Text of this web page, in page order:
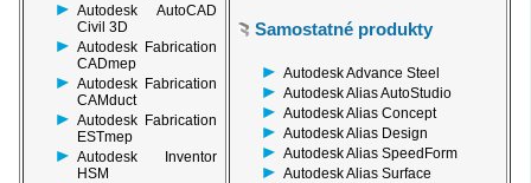
Autodesk AutoCAD
Civil 3D
Autodesk Fabrication
CADmep
Autodesk Fabrication
CAMduct
Autodesk Fabrication
ESTmep
Autodesk Inventor
HSM
Samostatné produkty
Autodesk Advance Steel
Autodesk Alias AutoStudio
Autodesk Alias Concept
Autodesk Alias Design
Autodesk Alias SpeedForm
Autodesk Alias Surface